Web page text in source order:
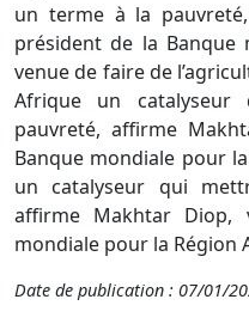
un terme à la
président de la Banque
venue de faire de
Afrique un
pauvreté, affirme
Banque mondiale pour
un catalyseur qui
affirme Makhtar Diop,
mondiale pour la Région
Date de publication : 07/01/